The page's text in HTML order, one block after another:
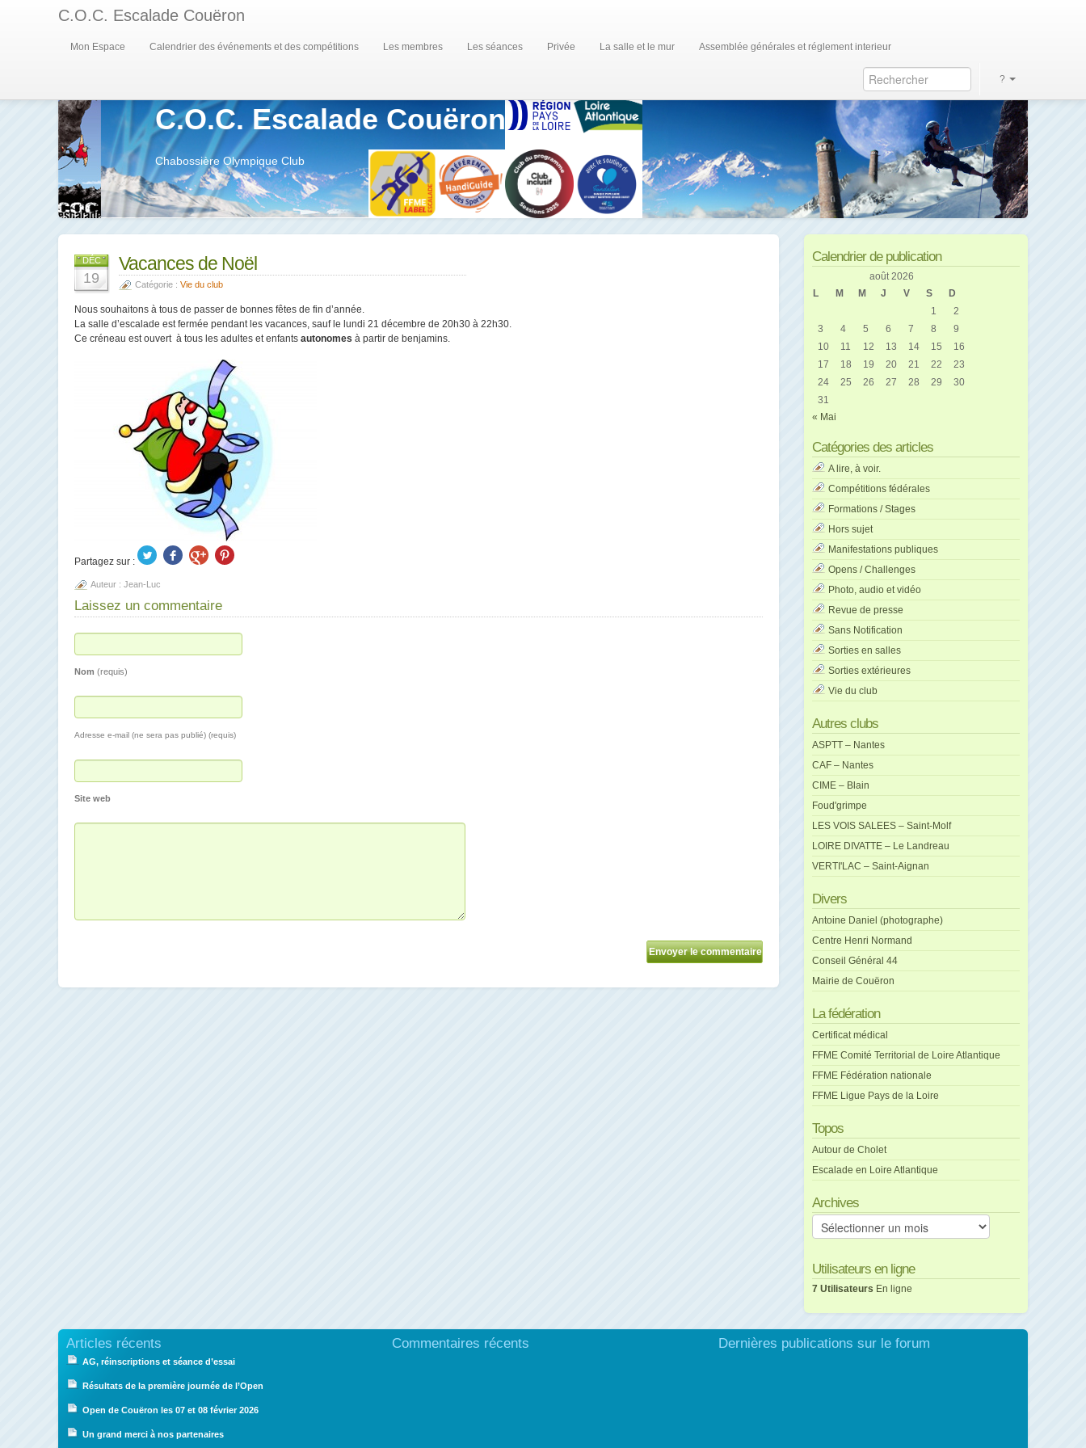
C.O.C. Escalade Couëron
Mon Espace Calendrier des événements et des compétitions Les membres Les séances Privée La salle et le mur Assemblée générales et réglement interieur
?
C.O.C. Escalade Couëron
Chabossière Olympique Club
DÉC
19
Vacances de Noël
Catégorie : Vie du club
Nous souhaitons à tous de passer de bonnes fêtes de fin d’année.
La salle d’escalade est fermée pendant les vacances, sauf le lundi 21 décembre de 20h30 à 22h30.
Ce créneau est ouvert à tous les adultes et enfants autonomes à partir de benjamins.
Partagez sur :
Auteur : Jean-Luc
Laissez un commentaire
Nom (requis)
Adresse e-mail (ne sera pas publié) (requis)
Site web
Calendrier de publication
août 2026
L
M M J V S
D
1
2
3
4 5 6 7 8
9
10
11 12 13 14 15
16
17
18 19 20 21 22
23
24
25 26 27 28 29
30
31
« Mai
Catégories des articles
A lire, à voir.
Compétitions fédérales
Formations / Stages
Hors sujet
Manifestations publiques
Opens / Challenges
Photo, audio et vidéo
Revue de presse
Sans Notification
Sorties en salles
Sorties extérieures
Vie du club
Autres clubs
ASPTT – Nantes
CAF – Nantes
CIME – Blain
Foud'grimpe
LES VOIS SALEES – Saint-Molf
LOIRE DIVATTE – Le Landreau
VERTI'LAC – Saint-Aignan
Divers
Antoine Daniel (photographe)
Centre Henri Normand
Conseil Général 44
Mairie de Couëron
La fédération
Certificat médical
FFME Comité Territorial de Loire Atlantique
FFME Fédération nationale
FFME Ligue Pays de la Loire
Topos
Autour de Cholet
Escalade en Loire Atlantique
Archives
Archives
Utilisateurs en ligne
7 Utilisateurs En ligne
Articles récents
AG, réinscriptions et séance d’essai
Résultats de la première journée de l’Open
Open de Couëron les 07 et 08 février 2026
Un grand merci à nos partenaires
Commentaires récents Dernières publications sur le forum